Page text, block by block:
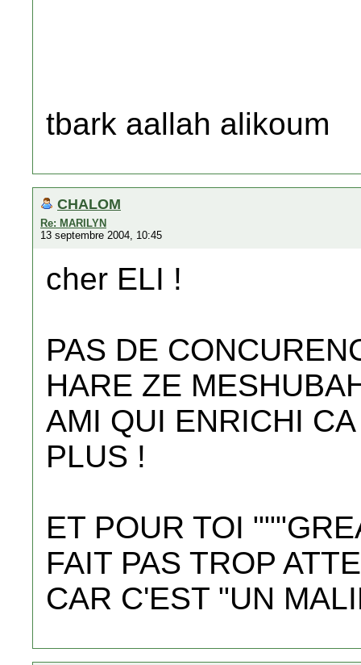
tbark aallah alikoum
CHALOM
Re: MARILYN
13 septembre 2004, 10:45
cher ELI !
PAS DE
HARE ZE
AMI QUI ENRICHI
PLUS !
ET POUR TOI
FAIT PAS TROP
CAR C'EST "UN